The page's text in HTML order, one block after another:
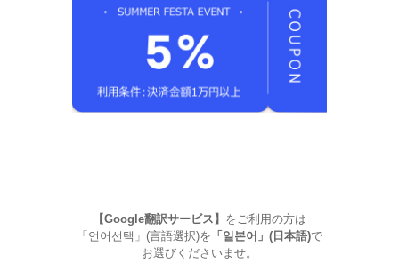
【Google翻訳サービス】 をご利用の方は
「언어선택」(言語選択)を 「일본어」(日本語)で
お選びくださいませ。